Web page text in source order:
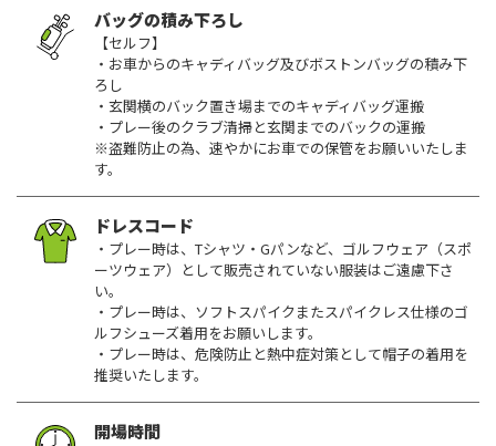
バッグの積み下ろし
【セルフ】
・お車からのキャディバッグ及びボストンバッグの積み下
ろし
・玄関横のバック置き場までのキャディバッグ運搬
・プレー後のクラブ清掃と玄関までのバックの運搬
※盗難防止の為、速やかにお車での保管をお願いいたしま
す。
ドレスコード
・プレー時は、Tシャツ・Gパンなど、ゴルフウェア（スポ
ーツウェア）として販売されていない服装はご遠慮下さ
い。
・プレー時は、ソフトスパイクまたスパイクレス仕様のゴ
ルフシューズ着用をお願いします。
・プレー時は、危険防止と熱中症対策として帽子の着用を
推奨いたします。
開場時間